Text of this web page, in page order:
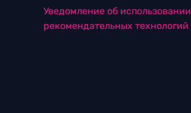
Уведомление об использовании
рекомендательных технологий